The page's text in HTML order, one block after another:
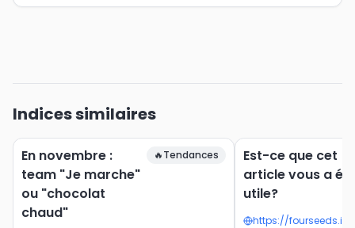
Indices similaires
En novembre :
team "Je marche"
ou "chocolat
chaud"
🔥Tendances
Est-ce que cet
article vous a
utile?